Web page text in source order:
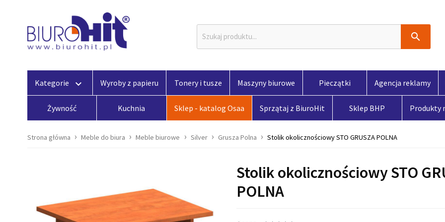

Kategorie keyboard_arrow_down Wyroby z papieru Tonery i tusze Maszyny biurowe Pieczątki Agencja reklamy
Żywność Kuchnia Sklep - katalog Osaa Sprzątaj z BiuroHit Sklep BHP Produkty
Strona główna Meble do biura Meble biurowe Silver Grusza Polna Stolik okolicznościowy STO GRUSZA POLNA
Stolik okolicznościowy STO
POLNA